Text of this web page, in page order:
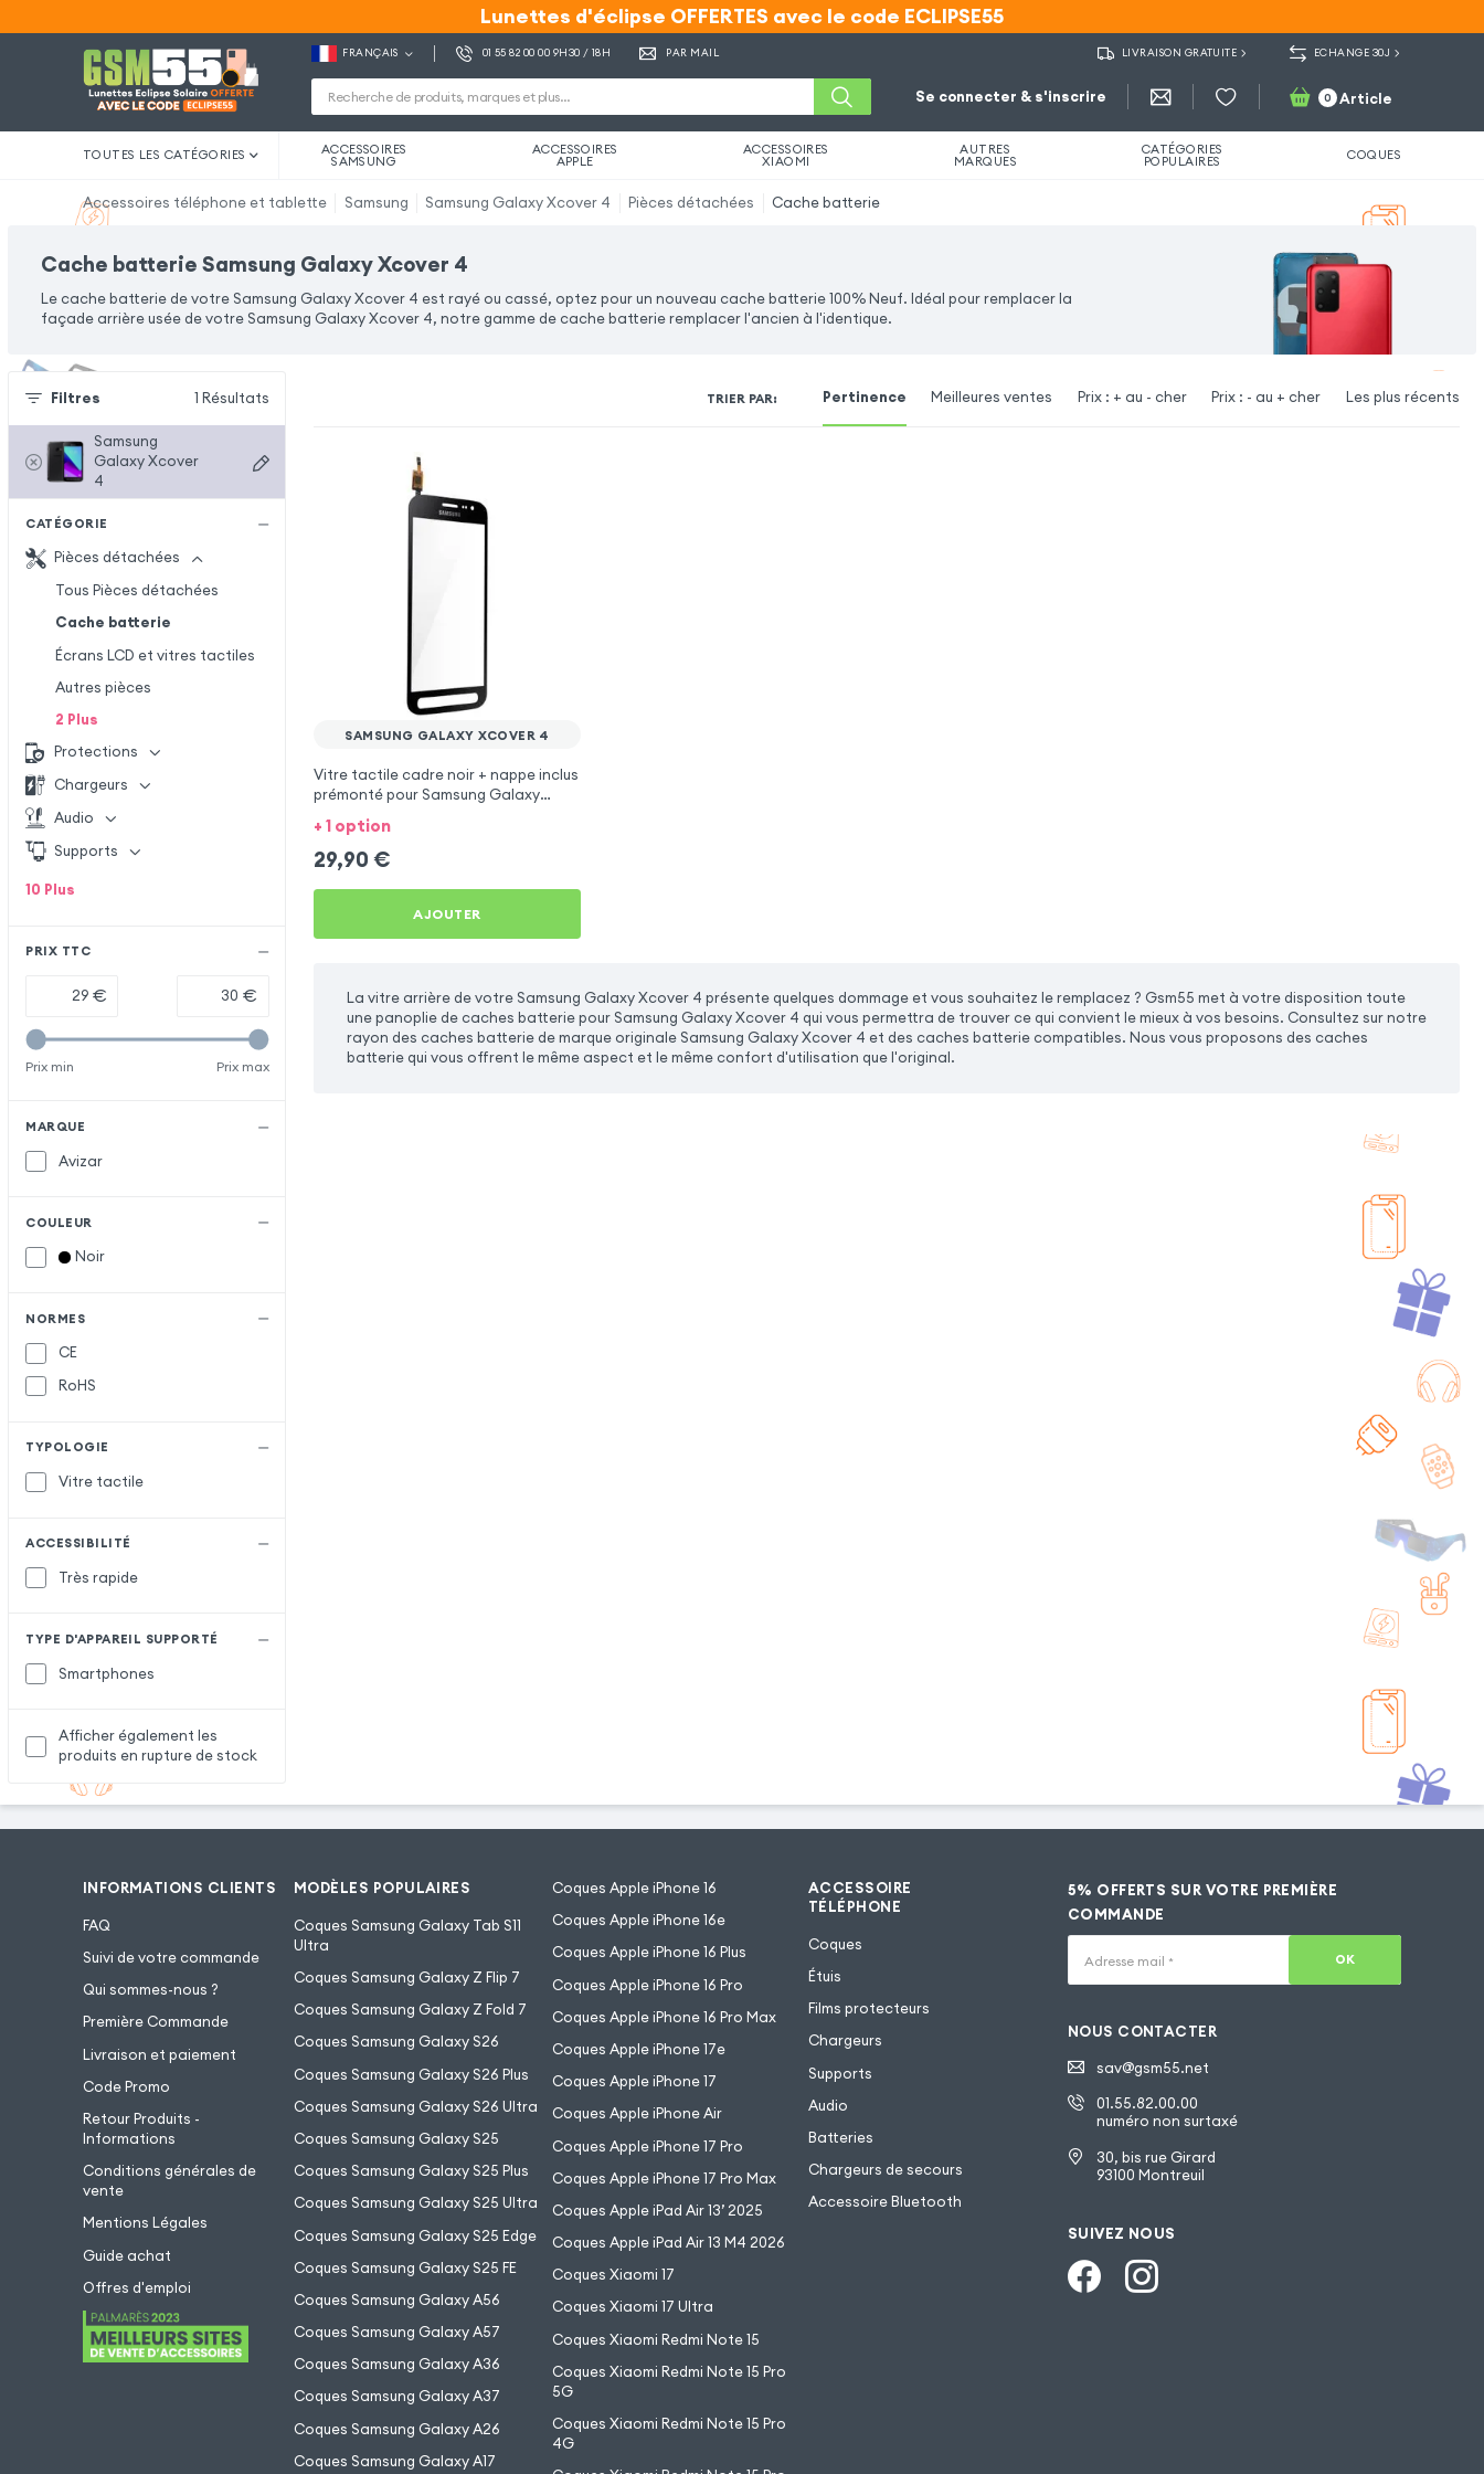
Lunettes d'éclipse OFFERTES avec le code ECLIPSE55
Lunettes d'éclipse OFFERTES avec le code ECLIPSE55
FRANÇAIS 01 55 82 00 00 9H30 / 18H PAR MAIL LIVRAISON GRATUITE ECHANGE 30J
Se connecter & s'inscrire 0 Article
TOUTES LES CATÉGORIES ACCESSOIRES
SAMSUNG
ACCESSOIRES
APPLE
ACCESSOIRES
XIAOMI
AUTRES
MARQUES
CATÉGORIES
POPULAIRES COQUES
Accessoires téléphone et tablette Samsung Samsung Galaxy Xcover 4 Pièces détachées Cache batterie
Cache batterie Samsung Galaxy Xcover 4
Le cache batterie de votre Samsung Galaxy Xcover 4 est rayé ou cassé, optez pour un nouveau cache batterie 100% Neuf. Idéal pour remplacer la
façade arrière usée de votre Samsung Galaxy Xcover 4, notre gamme de cache batterie remplacer l'ancien à l'identique.
Filtres 1 Résultats
Samsung
Galaxy Xcover
4
CATÉGORIE
Pièces détachées
Tous Pièces détachées
Cache batterie
Écrans LCD et vitres tactiles
Autres pièces
2 Plus
Protections
Chargeurs
Audio
Supports
10 Plus
PRIX TTC
€ €
Prix min Prix max
MARQUE
Avizar
COULEUR
Noir
NORMES
CE
RoHS
TYPOLOGIE
Vitre tactile
ACCESSIBILITÉ
Très rapide
TYPE D'APPAREIL SUPPORTÉ
Smartphones
Afficher également les
produits en rupture de stock
TRIER PAR: Pertinence Meilleures ventes Prix : + au - cher Prix : - au + cher Les plus récents
SAMSUNG GALAXY XCOVER 4
Vitre tactile cadre noir + nappe inclus
prémonté pour Samsung Galaxy
Xcover 4
+ 1 option
29,90 €
AJOUTER
La vitre arrière de votre Samsung Galaxy Xcover 4 présente quelques dommage et vous souhaitez le remplacez ? Gsm55 met à votre disposition toute
une panoplie de caches batterie pour Samsung Galaxy Xcover 4 qui vous permettra de trouver ce qui convient le mieux à vos besoins. Consultez sur notre
rayon des caches batterie de marque originale Samsung Galaxy Xcover 4 et des caches batterie compatibles. Nous vous proposons des caches
batterie qui vous offrent le même aspect et le même confort d'utilisation que l'original.
INFORMATIONS CLIENTS
FAQ
Suivi de votre commande
Qui sommes-nous ?
Première Commande
Livraison et paiement
Code Promo
Retour Produits -
Informations
Conditions générales de
vente
Mentions Légales
Guide achat
Offres d'emploi
MODÈLES POPULAIRES
Coques Samsung Galaxy Tab S11
Ultra
Coques Samsung Galaxy Z Flip 7
Coques Samsung Galaxy Z Fold 7
Coques Samsung Galaxy S26
Coques Samsung Galaxy S26 Plus
Coques Samsung Galaxy S26 Ultra
Coques Samsung Galaxy S25
Coques Samsung Galaxy S25 Plus
Coques Samsung Galaxy S25 Ultra
Coques Samsung Galaxy S25 Edge
Coques Samsung Galaxy S25 FE
Coques Samsung Galaxy A56
Coques Samsung Galaxy A57
Coques Samsung Galaxy A36
Coques Samsung Galaxy A37
Coques Samsung Galaxy A26
Coques Samsung Galaxy A17
Coques Apple iPhone 16
Coques Apple iPhone 16e
Coques Apple iPhone 16 Plus
Coques Apple iPhone 16 Pro
Coques Apple iPhone 16 Pro Max
Coques Apple iPhone 17e
Coques Apple iPhone 17
Coques Apple iPhone Air
Coques Apple iPhone 17 Pro
Coques Apple iPhone 17 Pro Max
Coques Apple iPad Air 13’ 2025
Coques Apple iPad Air 13 M4 2026
Coques Xiaomi 17
Coques Xiaomi 17 Ultra
Coques Xiaomi Redmi Note 15
Coques Xiaomi Redmi Note 15 Pro
5G
Coques Xiaomi Redmi Note 15 Pro
4G
ACCESSOIRE
TÉLÉPHONE
Coques
Étuis
Films protecteurs
Chargeurs
Supports
Audio
Batteries
Chargeurs de secours
Accessoire Bluetooth
5% OFFERTS SUR VOTRE PREMIÈRE
COMMANDE
Adresse mail * OK
NOUS CONTACTER
sav@gsm55.net
01.55.82.00.00
numéro non surtaxé
30, bis rue Girard
93100 Montreuil
SUIVEZ NOUS